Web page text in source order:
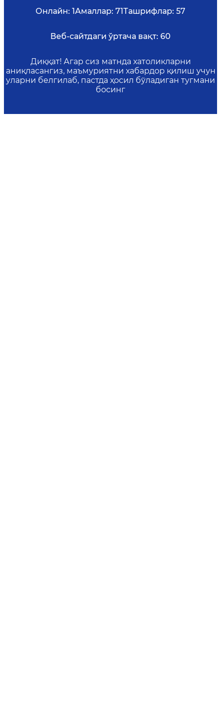
Онлайн: 1Амаллар: 71Ташрифлар: 57
Веб-сайтдаги ўртача вақт: 60
Диққат! Агар сиз матнда хатоликларни
аниқласангиз, маъмуриятни хабардор қилиш учун
уларни белгилаб, пастда ҳосил бўладиган тугмани
босинг